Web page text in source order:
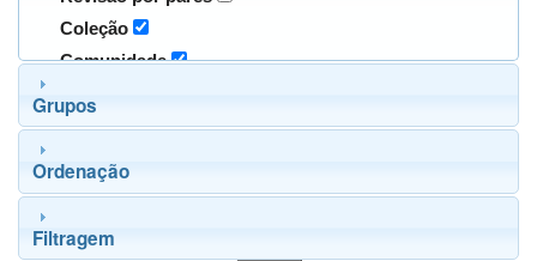
Coleção
Comunidade
Grupos
Ordenação
Filtragem